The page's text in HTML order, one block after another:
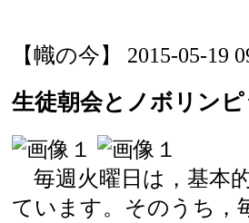
【幟の今】 2015-05-19
生徒朝会とノボリン
毎週火曜日は，基本
ています。そのうち，